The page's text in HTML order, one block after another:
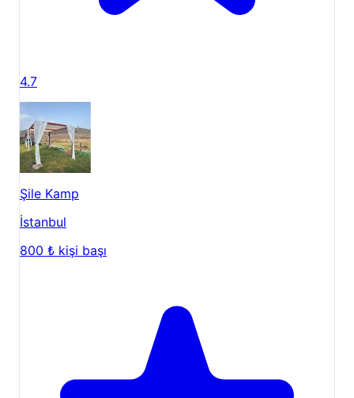
4.7
Şile Kamp
İstanbul
800 ₺ kişi başı